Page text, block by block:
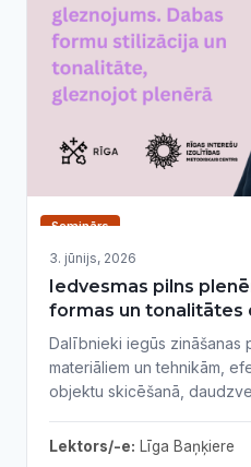
Seminārs
3. jūnijs, 2026
Iedvesmas pilns
formas un tonalitātes
Dalībnieki iegūs zināšanas
materiāliem un tehnikām,
objektu skicēšanā,
plānošanu. Nodarbība
Lektors/-e: Līga Baņķiere